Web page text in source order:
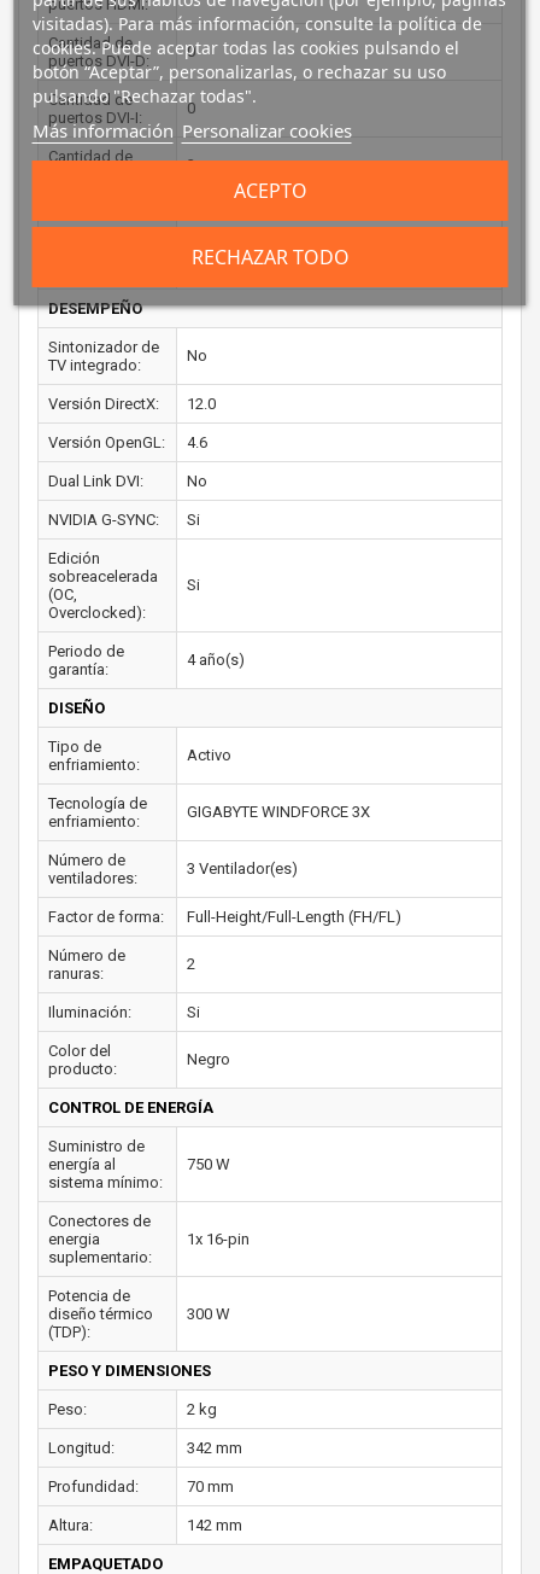
puertos HDMI:
Cantidad de
puertos DVI-D:
0
Cantidad de
puertos DVI-I:
0
Cantidad de
3
2.1a
DESEMPEÑO
Sintonizador de
TV integrado:
No
Versión DirectX: 12.0
Versión OpenGL: 4.6
Dual Link DVI: No
NVIDIA G-SYNC: Si
Edición
sobreacelerada
(OC,
Overclocked):
Si
Periodo de
garantía:
4 año(s)
DISEÑO
Tipo de
enfriamiento:
Activo
Tecnología de
enfriamiento:
GIGABYTE WINDFORCE 3X
Número de
ventiladores:
3 Ventilador(es)
Factor de forma: Full-Height/Full-Length (FH/FL)
Número de
ranuras:
2
Iluminación: Si
Color del
producto:
Negro
CONTROL DE ENERGÍA
Suministro de
energía al
sistema mínimo:
750 W
Conectores de
energia
suplementario:
1x 16-pin
Potencia de
diseño térmico
(TDP):
300 W
PESO Y DIMENSIONES
Peso: 2 kg
Longitud: 342 mm
Profundidad: 70 mm
Altura: 142 mm
EMPAQUETADO
visitadas). Para más información, consulte la política de
cookies. Puede aceptar todas las cookies pulsando el
botón “Aceptar”, personalizarlas, o rechazar su uso
pulsando "Rechazar todas".
Más información Personalizar cookies
RECHAZAR TODO
ACEPTO